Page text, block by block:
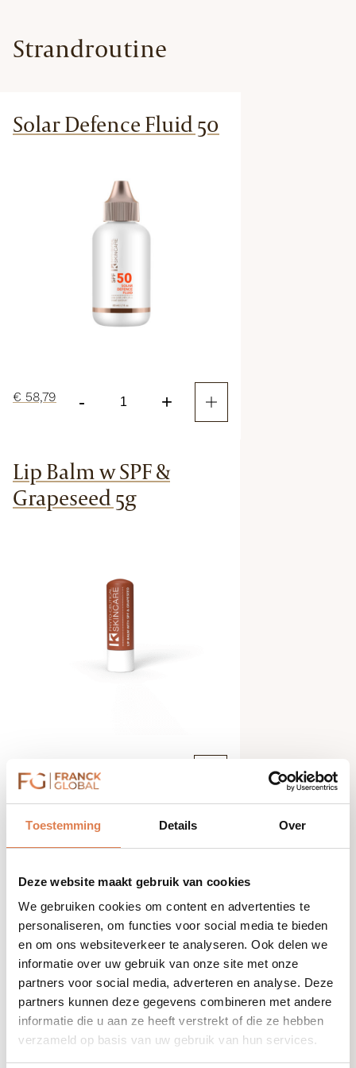
Toestemming Details Over
Deze website maakt gebruik van cookies
We gebruiken cookies om content en advertenties te
personaliseren, om functies voor social media te bieden
en om ons websiteverkeer te analyseren. Ook delen we
informatie over uw gebruik van onze site met onze
partners voor social media, adverteren en analyse. Deze
partners kunnen deze gegevens combineren met andere
informatie die u aan ze heeft verstrekt of die ze hebben
verzameld op basis van uw gebruik van hun services.
Strandroutine
Solar Defence Fluid 50
€ 58,79 -
50
aantal
+
Lip Balm w SPF &
Grapeseed 5g
€12,60 -
Lip
Balm
w
Grapeseed
De-age Hydration
Mask